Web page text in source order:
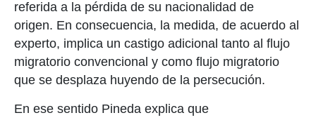
referida a la pérdida de su nacionalidad de
origen. En consecuencia, la medida, de acuerdo al
experto, implica un castigo adicional tanto al flujo
migratorio convencional y como flujo migratorio
que se desplaza huyendo de la persecución.
En ese sentido Pineda explica que